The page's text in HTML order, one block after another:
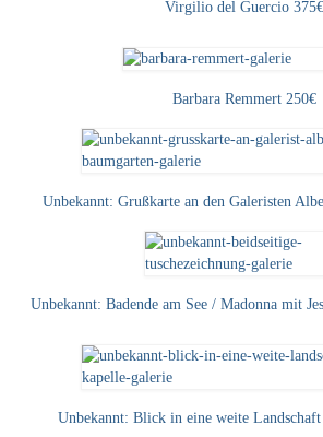
Abstraktion
Industrie & Arbeit
Mediterrane Landschaft
Süddeutsche Landschaft
Selbstbildnisse
Neues
Tägliche Dosis Kunst
Virgilio del Guercio 375€
Barbara Remmert 250€
Unbekannt: Grußkarte an den Galeristen
Unbekannt: Badende am See / Madonna mit
Unbekannt: Blick in eine weite